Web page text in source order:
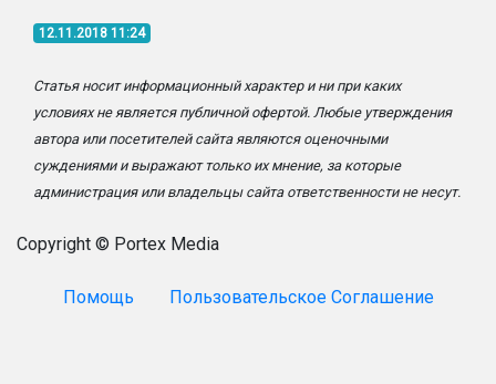
12.11.2018 11:24
Статья носит информационный характер и ни при каких
условиях не является публичной офертой. Любые утверждения
автора или посетителей сайта являются оценочными
суждениями и выражают только их мнение, за которые
администрация или владельцы сайта ответственности не несут.
Copyright © Portex Media
Помощь Пользовательское Соглашение